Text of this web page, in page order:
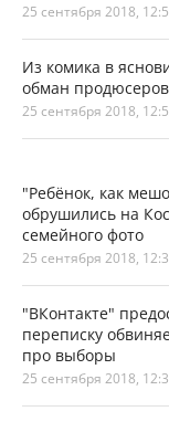
25 сентября 2018,
Из комика в
обман
25 сентября 2018,
"Ребёнок, как
обрушились на
семейного фото
25 сентября 2018,
"ВКонтакте"
переписку
про выборы
25 сентября 2018,